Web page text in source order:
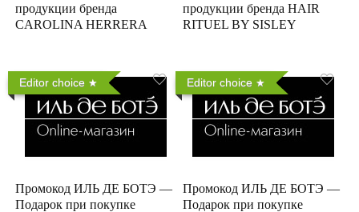
продукции бренда
CAROLINA HERRERA
продукции бренда HAIR
RITUEL BY SISLEY
Editor choice
Промокод ИЛЬ ДЕ БОТЭ —
Подарок при покупке
Editor choice
Промокод ИЛЬ ДЕ БОТЭ —
Подарок при покупке